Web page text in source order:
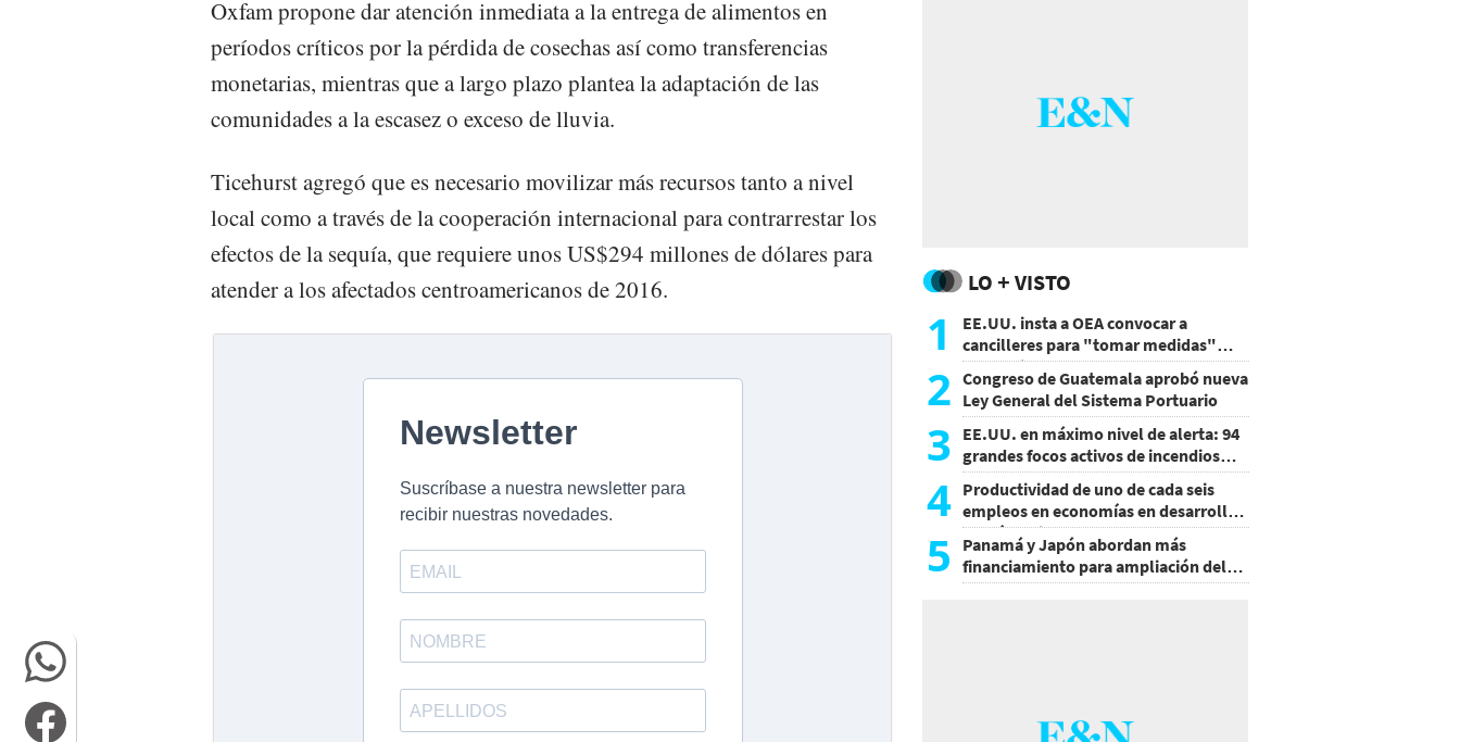
Oxfam propone dar atención inmediata a la entrega de alimentos en
períodos críticos por la pérdida de cosechas así como transferencias
monetarias, mientras que a largo plazo plantea la adaptación de las
comunidades a la escasez o exceso de lluvia.
Ticehurst agregó que es necesario movilizar más recursos tanto a nivel
local como a través de la cooperación internacional para contrarrestar los
efectos de la sequía, que requiere unos US$294 millones de dólares para
atender a los afectados centroamericanos de 2016.
LO + VISTO
1
EE.UU. insta a OEA convocar a
cancilleres para "tomar medidas"
sobre Nicaragua
2 Congreso de Guatemala aprobó nueva
Ley General del Sistema Portuario
3 EE.UU. en máximo nivel de alerta: 94
grandes focos activos de incendios
forestales
4 Productividad de uno de cada seis
empleos en economías en desarrollo
podría mejorar por la IA
5
Panamá y Japón abordan más
financiamiento para ampliación del
metro